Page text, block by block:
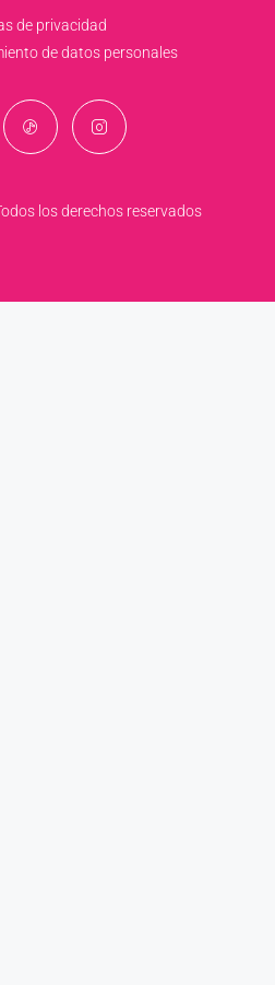
de privacidad
de datos personales
los derechos reservados